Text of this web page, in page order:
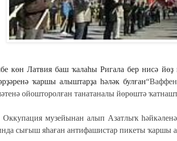
көн Латвия баш ҡалаһы Ригала бер нисә
ҡаршы алыштарҙа һәләк булған
ойошторолған танатаналы йөрөштә
Оккупация музейынан алып Азатлыҡ
сығыш яһаған антифашистар пикеты ҡаршы